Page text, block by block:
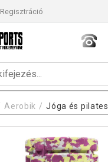
Regisztráció
Aerobik Jóga és pilates